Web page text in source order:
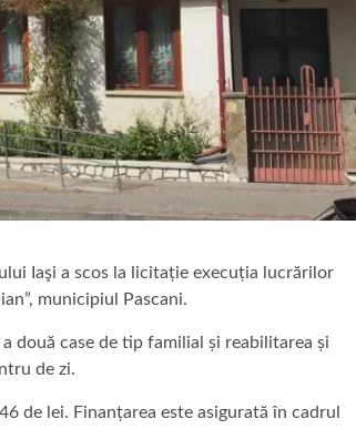
Iaşi a scos la licitație execuția lucrărilor
municipiul Pascani.
două case de tip familial și reabilitarea și
de zi.
de lei. Finanțarea este asigurată în cadrul